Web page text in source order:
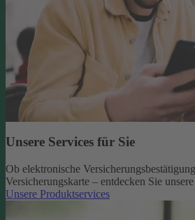
Unsere Services für Sie
Ob elektronische
Versicherungskarte – entdecken Sie
Unsere Produktservices